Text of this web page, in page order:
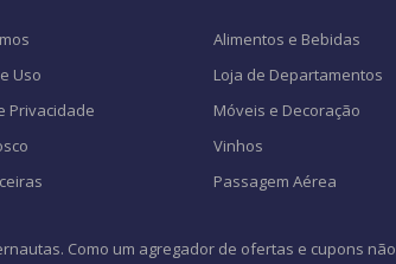
Uso
Privacidade
Alimentos e Bebidas
Loja de Departamentos
Móveis e Decoração
Vinhos
Passagem Aérea
Como um agregador de ofertas e cupons